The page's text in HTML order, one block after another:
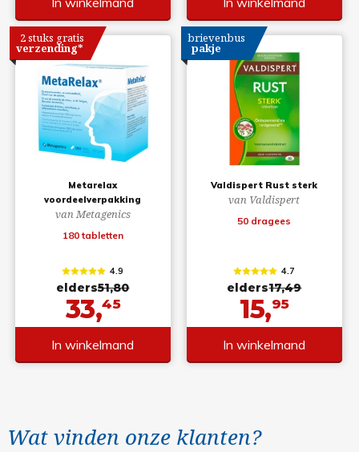
Metarelax
voordeelverpakking
van Metagenics
180 tabletten
2 stuks gratis
verzending*
4.9
elders51,80
33,45
In winkelmand
Valdispert Rust sterk
van Valdispert
50 dragees
brievenbus
pakje
4.7
elders17,49
15,95
In winkelmand
Wat vinden onze klanten?